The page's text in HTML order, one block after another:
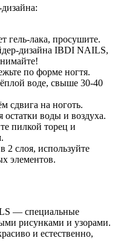
гель-лака, просушите.
дизайна IBDI NAILS,
по форме ногтя.
воде, свыше 30-40
сдвига на ноготь.
остатки воды и воздуха.
пилкой торец и
слоя, используйте
элементов.
— специальные
рисунками и узорами.
и естественно,